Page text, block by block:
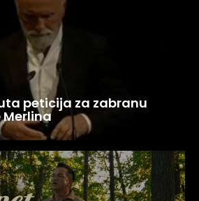
peticija za zabranu
Merlina